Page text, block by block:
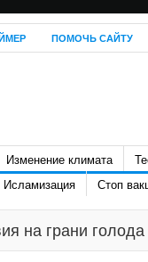
ПОМОЧЬ САЙТУ
Изменение климата
Исламизация Стоп
на грани голода